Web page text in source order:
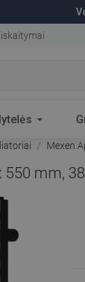
Mexen
mm,